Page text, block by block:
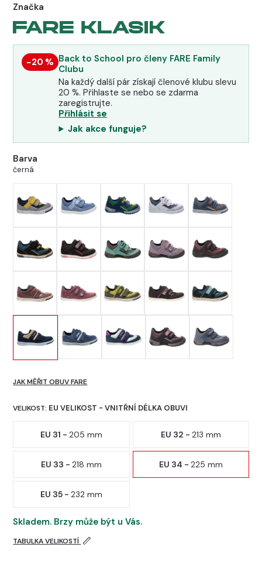
Značka
−20 % Back to School pro členy FARE Family
Clubu
Na každý další pár získají členové klubu slevu
20 %. Přihlaste se nebo se zdarma
zaregistrujte.
Přihlásit se
Jak akce funguje?
Barva
černá
VELIKOST: EU VELIKOST - VNITŘNÍ DÉLKA OBUVI
JAK MĚŘIT OBUV FARE
EU 31 - 205 mm EU 32 - 213 mm
EU 33 - 218 mm EU 34 - 225 mm
EU 35 - 232 mm
Skladem. Brzy může být u Vás.
TABULKA VELIKOSTÍ